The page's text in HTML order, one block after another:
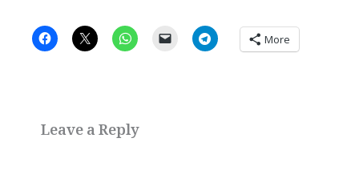
More
Leave a Reply